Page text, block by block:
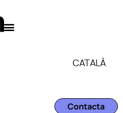
CATALÀ
Contacta